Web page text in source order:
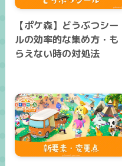
【ポケ森】どうぶつシー
ルの効率的な集め方・も
らえない時の対処法